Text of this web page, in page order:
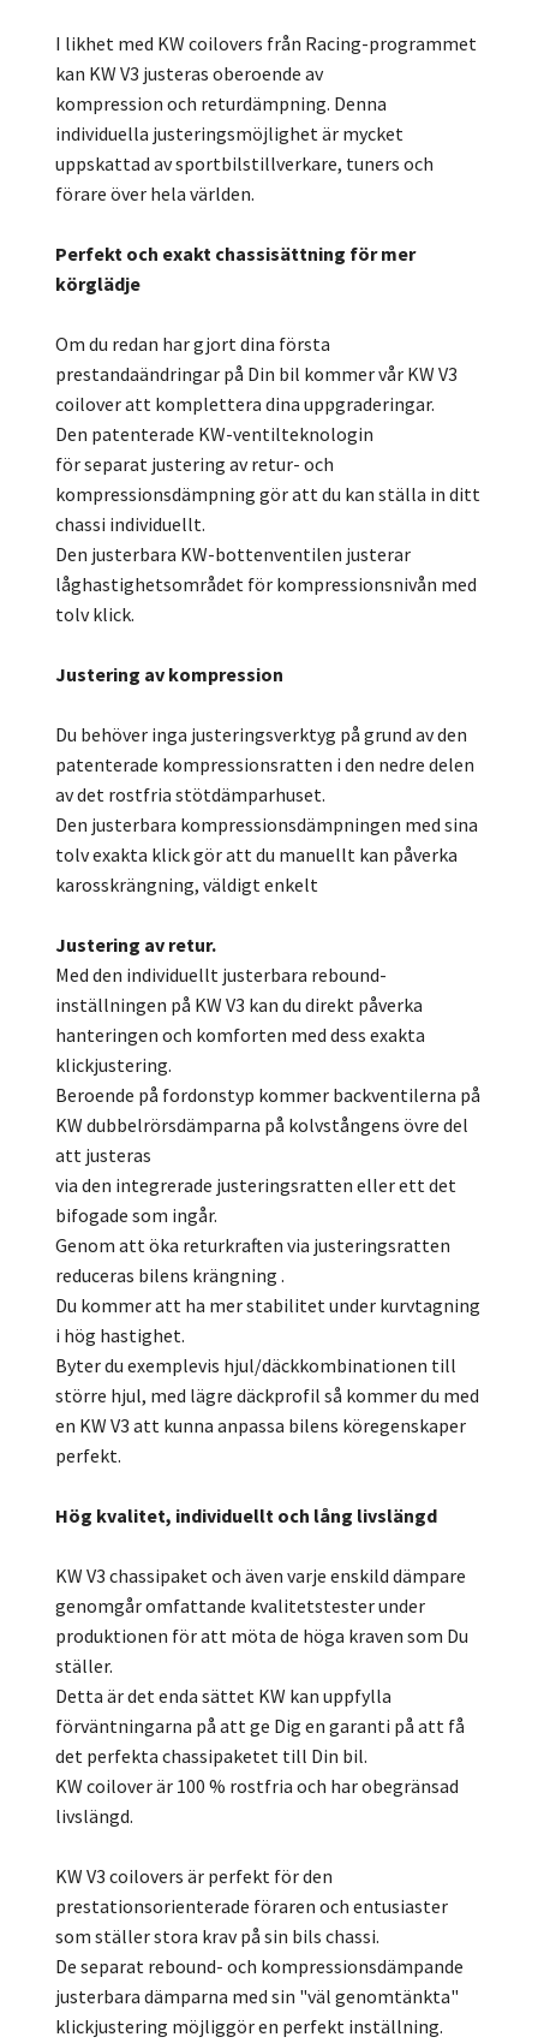
I likhet med KW coilovers från Racing-programmet
kan KW V3 justeras oberoende av
kompression och returdämpning. Denna
individuella justeringsmöjlighet är mycket
uppskattad av sportbilstillverkare, tuners och
förare över hela världen.
Perfekt och exakt chassisättning för mer
körglädje
Om du redan har gjort dina första
prestandaändringar på Din bil kommer vår KW V3
coilover att komplettera dina uppgraderingar.
Den patenterade KW-ventilteknologin
för separat justering av retur- och
kompressionsdämpning gör att du kan ställa in ditt
chassi individuellt.
Den justerbara KW-bottenventilen justerar
låghastighetsområdet för kompressionsnivån med
tolv klick.
Justering av kompression
Du behöver inga justeringsverktyg på grund av den
patenterade kompressionsratten i den nedre delen
av det rostfria stötdämparhuset.
Den justerbara kompressionsdämpningen med sina
tolv exakta klick gör att du manuellt kan påverka
karosskrängning, väldigt enkelt
Justering av retur.
Med den individuellt justerbara rebound-
inställningen på KW V3 kan du direkt påverka
hanteringen och komforten med dess exakta
klickjustering.
Beroende på fordonstyp kommer backventilerna på
KW dubbelrörsdämparna på kolvstångens övre del
att justeras
via den integrerade justeringsratten eller ett det
bifogade som ingår.
Genom att öka returkraften via justeringsratten
reduceras bilens krängning .
Du kommer att ha mer stabilitet under kurvtagning
i hög hastighet.
Byter du exemplevis hjul/däckkombinationen till
större hjul, med lägre däckprofil så kommer du med
en KW V3 att kunna anpassa bilens köregenskaper
perfekt.
Hög kvalitet, individuellt och lång livslängd
KW V3 chassipaket och även varje enskild dämpare
genomgår omfattande kvalitetstester under
produktionen för att möta de höga kraven som Du
ställer.
Detta är det enda sättet KW kan uppfylla
förväntningarna på att ge Dig en garanti på att få
det perfekta chassipaketet till Din bil.
KW coilover är 100 % rostfria och har obegränsad
livslängd.
KW V3 coilovers är perfekt för den
prestationsorienterade föraren och entusiaster
som ställer stora krav på sin bils chassi.
De separat rebound- och kompressionsdämpande
justerbara dämparna med sin "väl genomtänkta"
klickjustering möjliggör en perfekt inställning.